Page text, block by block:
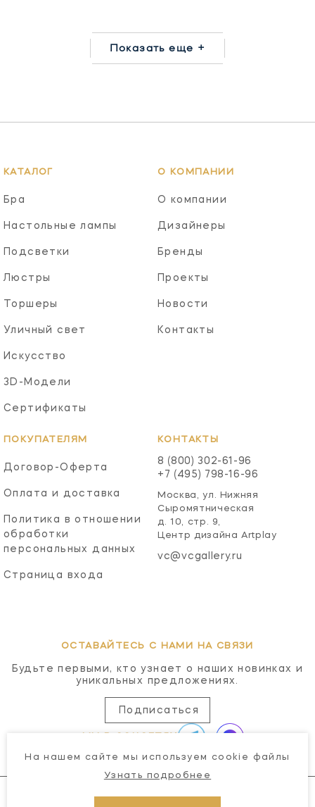
Показать еще +
КАТАЛОГ
Бра
Настольные лампы
Подсветки
Люстры
Торшеры
Уличный свет
Искусство
3D-Модели
Сертификаты
О КОМПАНИИ
О компании
Дизайнеры
Бренды
Проекты
Новости
Контакты
ПОКУПАТЕЛЯМ
Договор-Оферта
Оплата и доставка
Политика в отношении
обработки
персональных данных
Страница входа
КОНТАКТЫ
8 (800) 302-61-96
+7 (495) 798-16-96
Москва, ул. Нижняя
Сыромятническая
д. 10, стр. 9,
Центр дизайна Artplay
vc@vcgallery.ru
ОСТАВАЙТЕСЬ С НАМИ НА СВЯЗИ
Будьте первыми, кто узнает о наших новинках и
уникальных предложениях.
Подписаться
На нашем сайте мы используем cookie файлы
Узнать подробнее